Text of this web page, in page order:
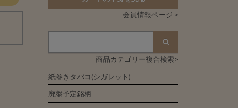
会員情報ページ >
商品カテゴリー複合検索>
紙巻きタバコ(シガレット)
廃盤予定銘柄